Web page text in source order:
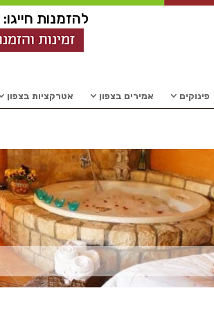
להזמנות חייגו:
פינוקים אמירים בצפון אטרקציות בצפון